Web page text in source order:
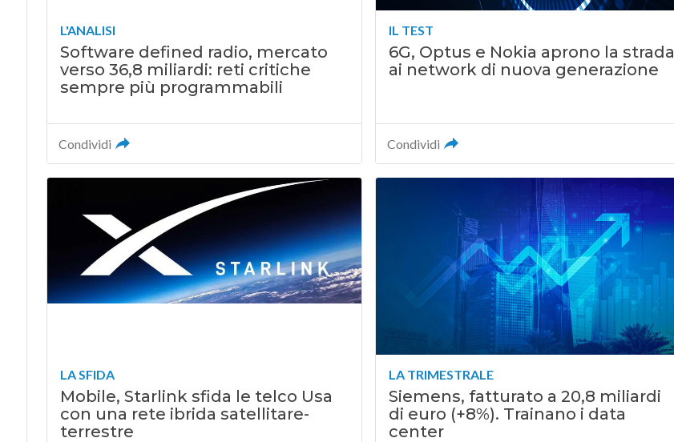
L'ANALISI
Software defined radio, mercato
verso 36,8 miliardi: reti critiche
sempre più programmabili
Condividi
IL TEST
6G, Optus e Nokia aprono la strada
ai network di nuova generazione
Condividi
LA SFIDA
Mobile, Starlink sfida le telco Usa
con una rete ibrida satellitare-
terrestre
LA TRIMESTRALE
Siemens, fatturato a 20,8 miliardi
di euro (+8%). Trainano i data
center